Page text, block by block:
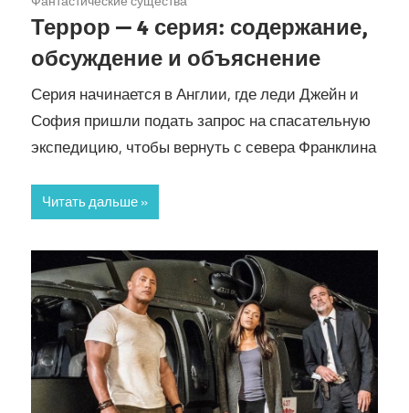
Террор — 4 серия: содержание,
обсуждение и объяснение
Серия начинается в Англии, где леди Джейн и
София пришли подать запрос на спасательную
экспедицию, чтобы вернуть с севера Франклина
Читать дальше